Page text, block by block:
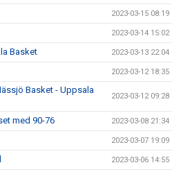
2023-03-15 08:19
2023-03-14 15:02
Basket 2023-03-13 22:04
2023-03-12 18:35
Basket - Uppsala
2023-03-12 09:28
med 90-76 2023-03-08 21:34
2023-03-07 19:09
2023-03-06 14:55